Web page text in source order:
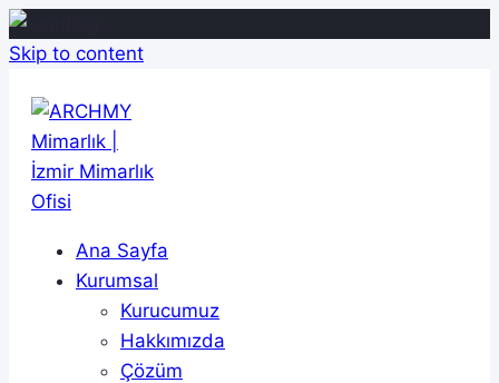
Skip to content
Ana Sayfa
Kurumsal
Kurucumuz
Hakkımızda
Çözüm